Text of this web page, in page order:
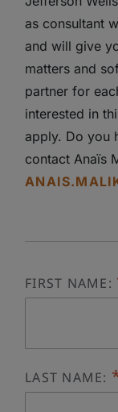
as consultant
and will give
matters and
partner for
interested in
apply. Do you
contact Anaïs
FIRST NAME:
LAST NAME: